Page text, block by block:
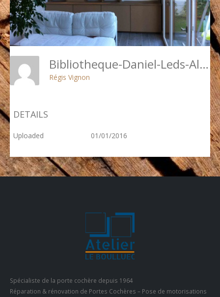
Bibliotheque-Daniel-Leds-Allumees
Régis Vignon
DETAILS
Uploaded 01/01/2016
Spécialiste de la porte cochère depuis 1964
Réparation & rénovation de Portes Cochères – Pose de motorisations